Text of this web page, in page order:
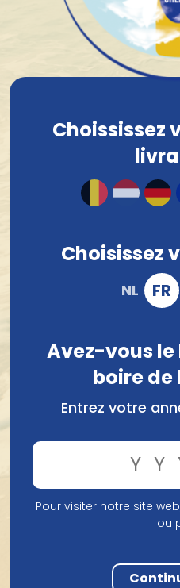
Vous avez des questions
commande, des
N'hésitez pas à nous
Choississez
Choisissez
NL FR
Avez-vous
boire de
Entrez votre
Pour visiter notre site
ou